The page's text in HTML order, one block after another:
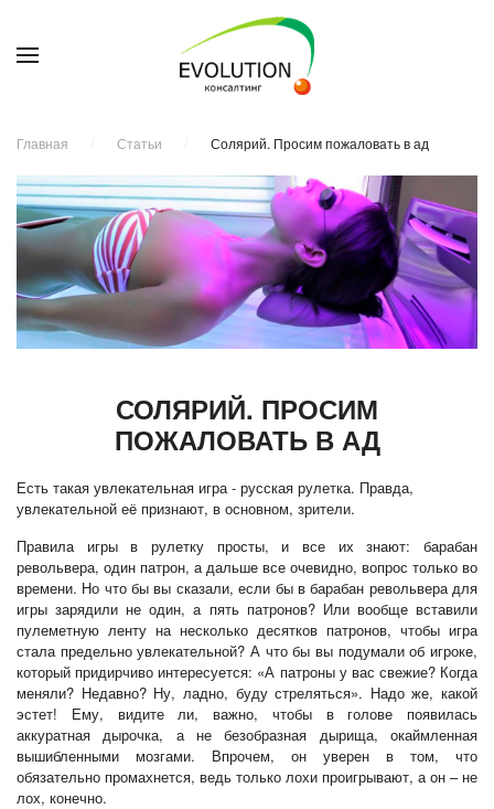
Главная Статьи Солярий. Просим пожаловать в ад
СОЛЯРИЙ. ПРОСИМ
ПОЖАЛОВАТЬ В АД
Есть такая увлекательная игра - русская рулетка. Правда,
увлекательной её признают, в основном, зрители.
Правила игры в рулетку просты, и все их знают: барабан
револьвера, один патрон, а дальше все очевидно, вопрос только во
времени. Но что бы вы сказали, если бы в барабан револьвера для
игры зарядили не один, а пять патронов? Или вообще вставили
пулеметную ленту на несколько десятков патронов, чтобы игра
стала предельно увлекательной? А что бы вы подумали об игроке,
который придирчиво интересуется: «А патроны у вас свежие? Когда
меняли? Недавно? Ну, ладно, буду стреляться». Надо же, какой
эстет! Ему, видите ли, важно, чтобы в голове появилась
аккуратная дырочка, а не безобразная дырища, окаймленная
вышибленными мозгами. Впрочем, он уверен в том, что
обязательно промахнется, ведь только лохи проигрывают, а он – не
лох, конечно.